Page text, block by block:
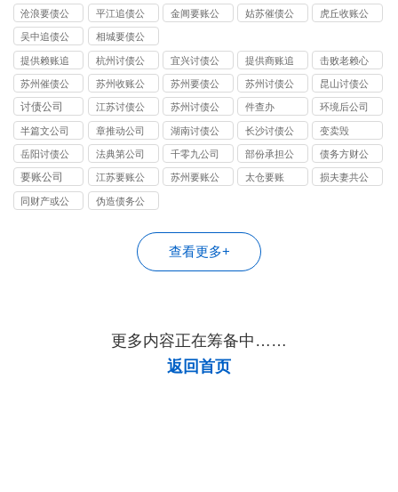
司
公司
司
司
司
沧浪要债公
司
平江追债公
司
金阊要账公
姑苏催债公
虎丘收账公
吴中追债公
司
相城要债公
司
提供赖账追
收
杭州讨债公
司
宜兴讨债公
司
提供商账追
收
击败老赖心
理防线
苏州催债公
司
苏州收账公
司
苏州要债公
司
苏州讨债公
司
昆山讨债公
司
讨债公司
江苏讨债公
司
苏州讨债公
司
件查办 环境后公司
半篇文公司 章推动公司
湖南讨债公
司
长沙讨债公
司
变卖毁
岳阳讨债公
司
法典第公司 千零九公司
部份承担公
司
债务方财公
司
要账公司
江苏要账公
司
苏州要账公
太仓要账
损夫妻共公
同财产或公
伪造债务公
查看更多+
更多内容正在筹备中……
返回首页